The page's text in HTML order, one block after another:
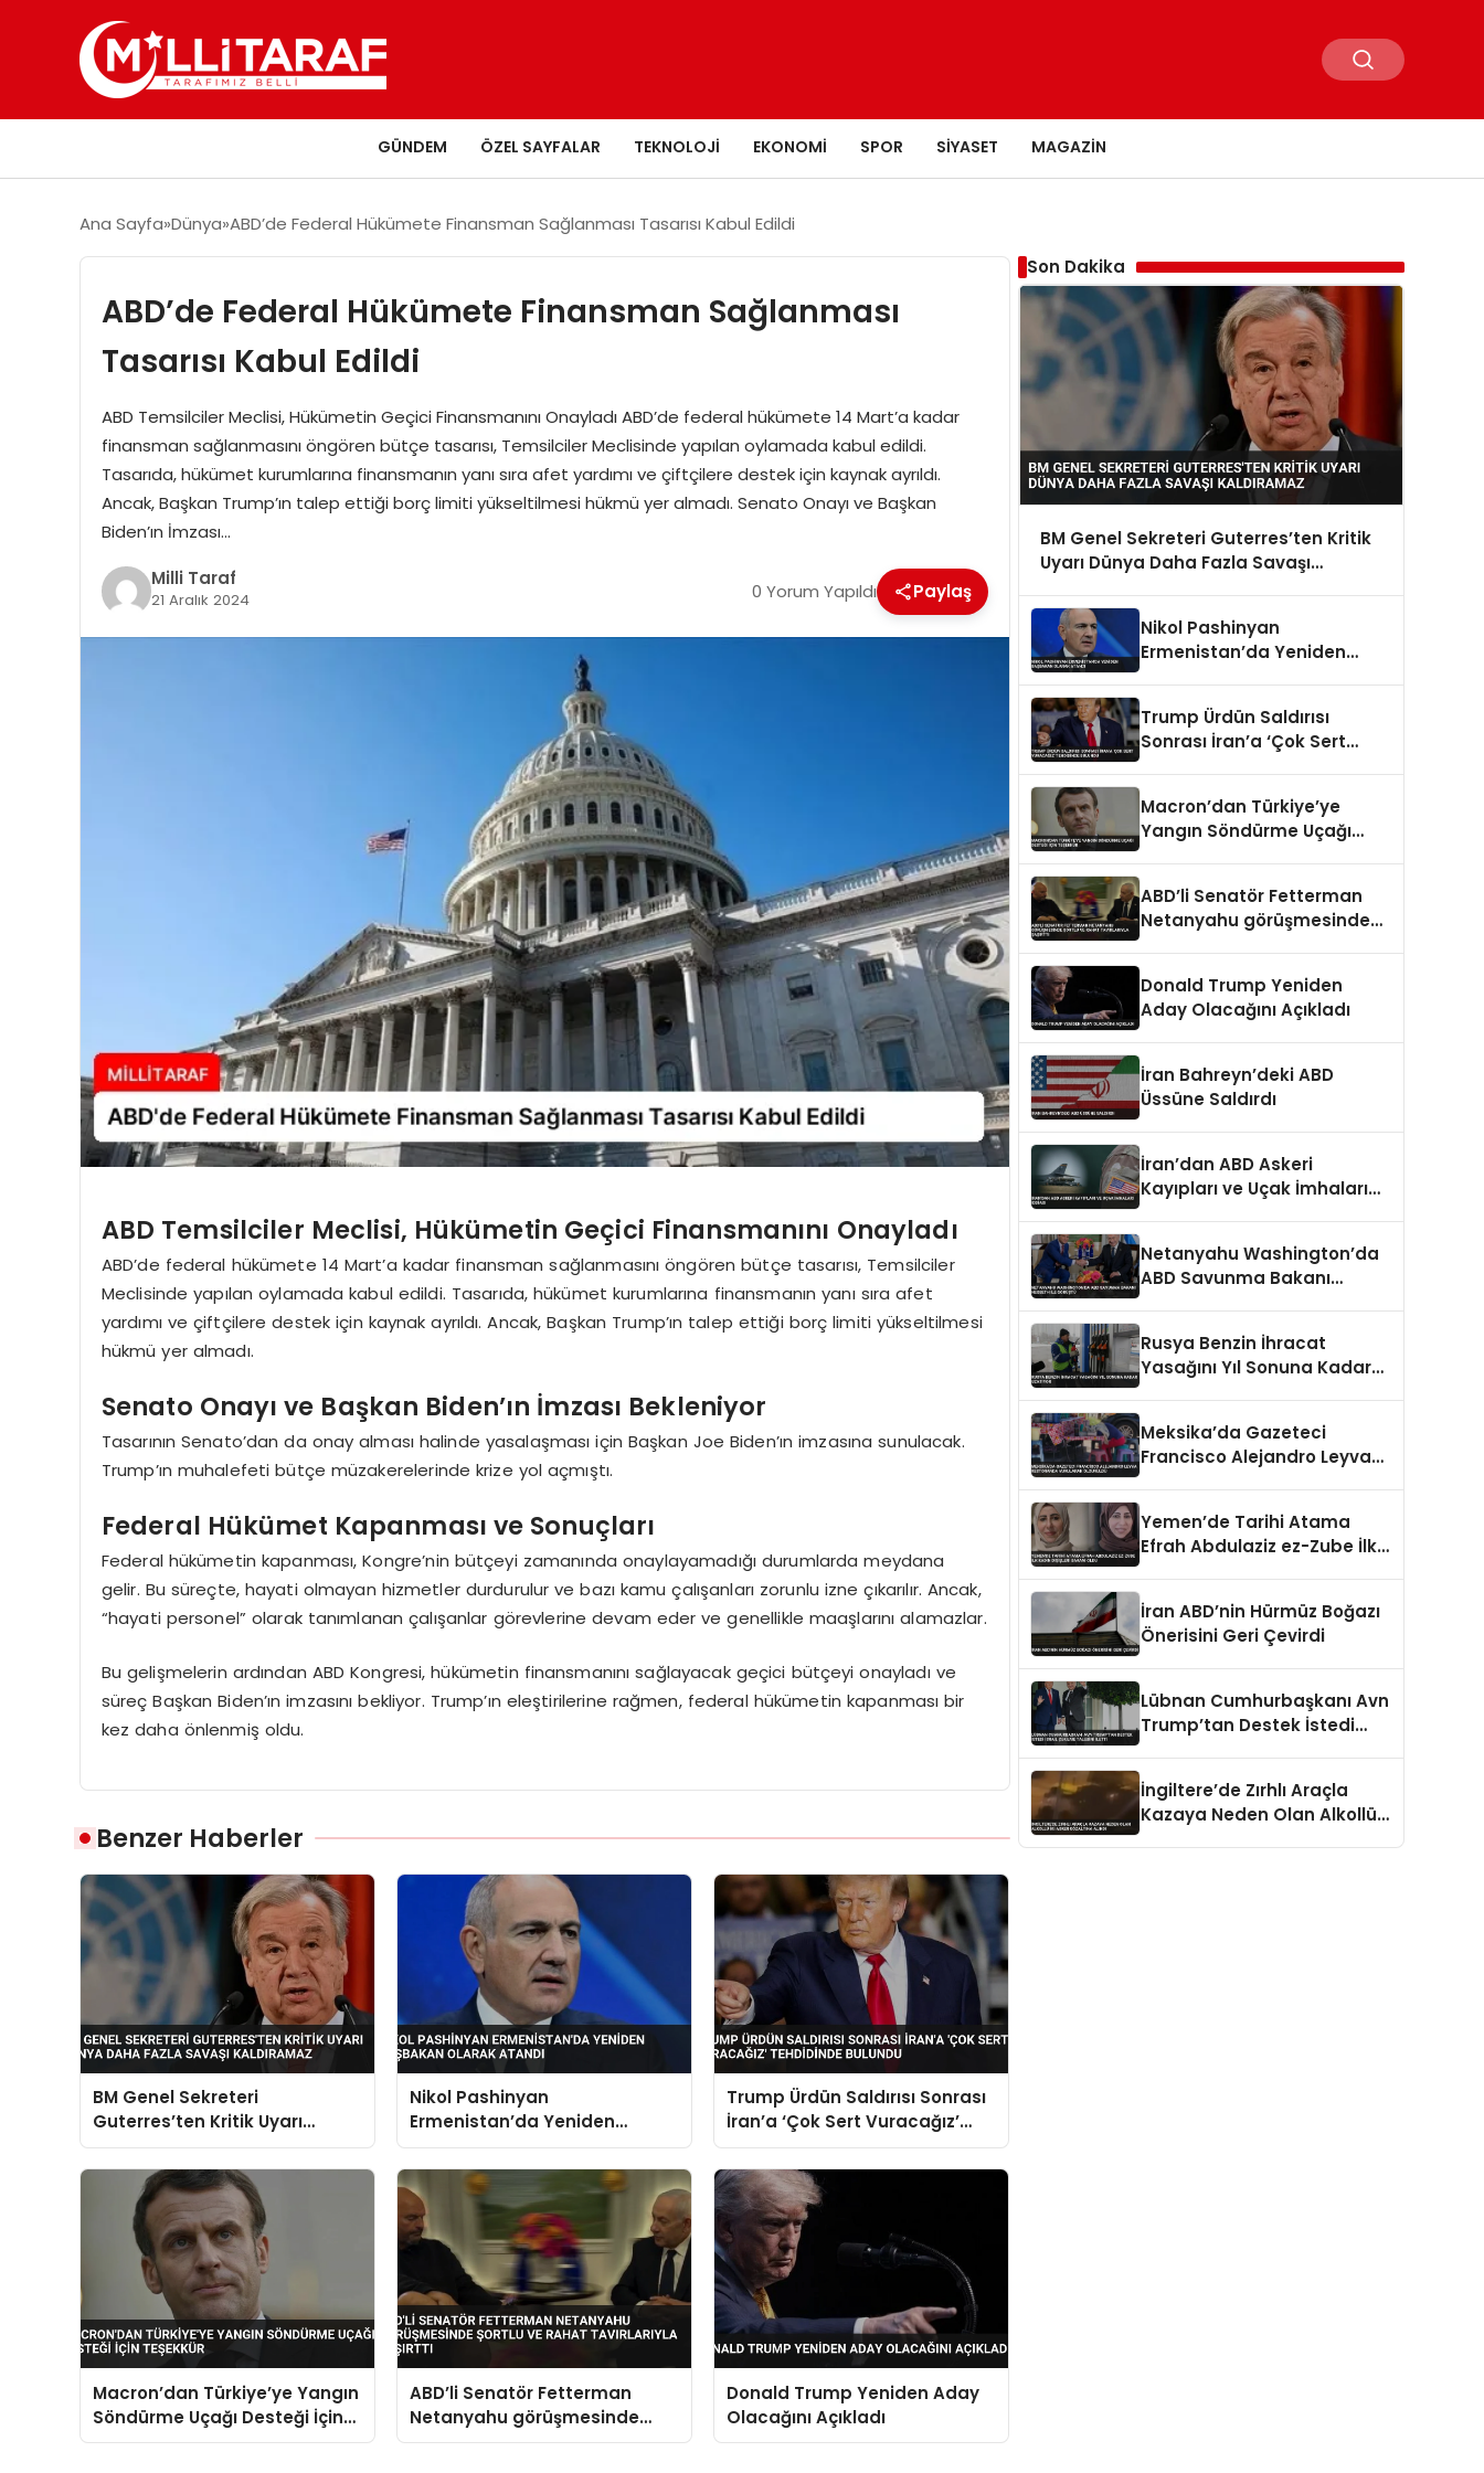
GÜNDEM ÖZEL SAYFALAR TEKNOLOJI EKONOMI SPOR SIYASET MAGAZIN
Ana Sayfa Dünya ABD’de Federal Hükümete Finansman Sağlanması Tasarısı Kabul Edildi
ABD’de Federal Hükümete Finansman Sağlanması
Tasarısı Kabul Edildi
ABD Temsilciler Meclisi, Hükümetin Geçici Finansmanını Onayladı ABD’de federal hükümete 14 Mart’a kadar
finansman sağlanmasını öngören bütçe tasarısı, Temsilciler Meclisinde yapılan oylamada kabul edildi.
Tasarıda, hükümet kurumlarına finansmanın yanı sıra afet yardımı ve çiftçilere destek için kaynak ayrıldı.
Ancak, Başkan Trump’ın talep ettiği borç limiti yükseltilmesi hükmü yer almadı. Senato Onayı ve Başkan
Biden’ın İmzası…
Milli Taraf
21 Aralık 2024 0 Yorum Yapıldı Paylaş
ABD Temsilciler Meclisi, Hükümetin Geçici Finansmanını Onayladı
ABD’de federal hükümete 14 Mart’a kadar finansman sağlanmasını öngören bütçe tasarısı, Temsilciler
Meclisinde yapılan oylamada kabul edildi. Tasarıda, hükümet kurumlarına finansmanın yanı sıra afet
yardımı ve çiftçilere destek için kaynak ayrıldı. Ancak, Başkan Trump’ın talep ettiği borç limiti yükseltilmesi
hükmü yer almadı.
Senato Onayı ve Başkan Biden’ın İmzası Bekleniyor
Tasarının Senato’dan da onay alması halinde yasalaşması için Başkan Joe Biden’ın imzasına sunulacak.
Trump’ın muhalefeti bütçe müzakerelerinde krize yol açmıştı.
Federal Hükümet Kapanması ve Sonuçları
Federal hükümetin kapanması, Kongre’nin bütçeyi zamanında onaylayamadığı durumlarda meydana
gelir. Bu süreçte, hayati olmayan hizmetler durdurulur ve bazı kamu çalışanları zorunlu izne çıkarılır. Ancak,
“hayati personel” olarak tanımlanan çalışanlar görevlerine devam eder ve genellikle maaşlarını alamazlar.
Bu gelişmelerin ardından ABD Kongresi, hükümetin finansmanını sağlayacak geçici bütçeyi onayladı ve
süreç Başkan Biden’ın imzasını bekliyor. Trump’ın eleştirilerine rağmen, federal hükümetin kapanması bir
kez daha önlenmiş oldu.
Benzer Haberler
BM Genel Sekreteri
Guterres’ten Kritik Uyarı
Dünya Daha Fazla Savaşı
Kaldıramaz
Nikol Pashinyan
Ermenistan’da Yeniden
Başbakan Olarak Atandı
Trump Ürdün Saldırısı Sonrası
İran’a ‘Çok Sert Vuracağız’
Tehdidinde Bulundu
Macron’dan Türkiye’ye Yangın
Söndürme Uçağı Desteği İçin
Teşekkür
ABD’li Senatör Fetterman
Netanyahu görüşmesinde
şortlu ve rahat tavırlarıyla
Donald Trump Yeniden Aday
Olacağını Açıkladı
Son Dakika
BM Genel Sekreteri Guterres’ten Kritik
Uyarı Dünya Daha Fazla Savaşı
Nikol Pashinyan
Ermenistan’da Yeniden
Trump Ürdün Saldırısı
Sonrası İran’a ‘Çok Sert
Macron’dan Türkiye’ye
Yangın Söndürme Uçağı
ABD’li Senatör Fetterman
Netanyahu görüşmesinde
Donald Trump Yeniden
Aday Olacağını Açıkladı
İran Bahreyn’deki ABD
Üssüne Saldırdı
İran’dan ABD Askeri
Kayıpları ve Uçak İmhaları
Netanyahu Washington’da
ABD Savunma Bakanı
Rusya Benzin İhracat
Yasağını Yıl Sonuna Kadar
Meksika’da Gazeteci
Francisco Alejandro Leyva
Yemen’de Tarihi Atama
Efrah Abdulaziz ez-Zube İlk
İran ABD’nin Hürmüz Boğazı
Önerisini Geri Çevirdi
Lübnan Cumhurbaşkanı Avn
Trump’tan Destek İstedi
İngiltere’de Zırhlı Araçla
Kazaya Neden Olan Alkollü